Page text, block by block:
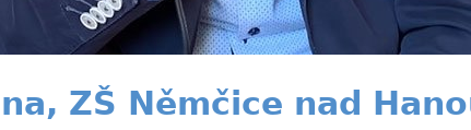
ZŠ Němčice nad